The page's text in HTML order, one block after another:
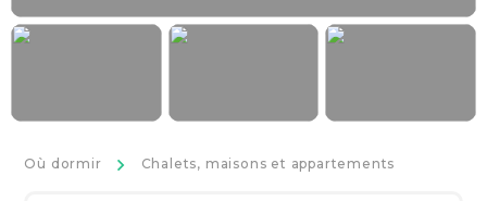
Où dormir >
Chalets, maisons et appartements